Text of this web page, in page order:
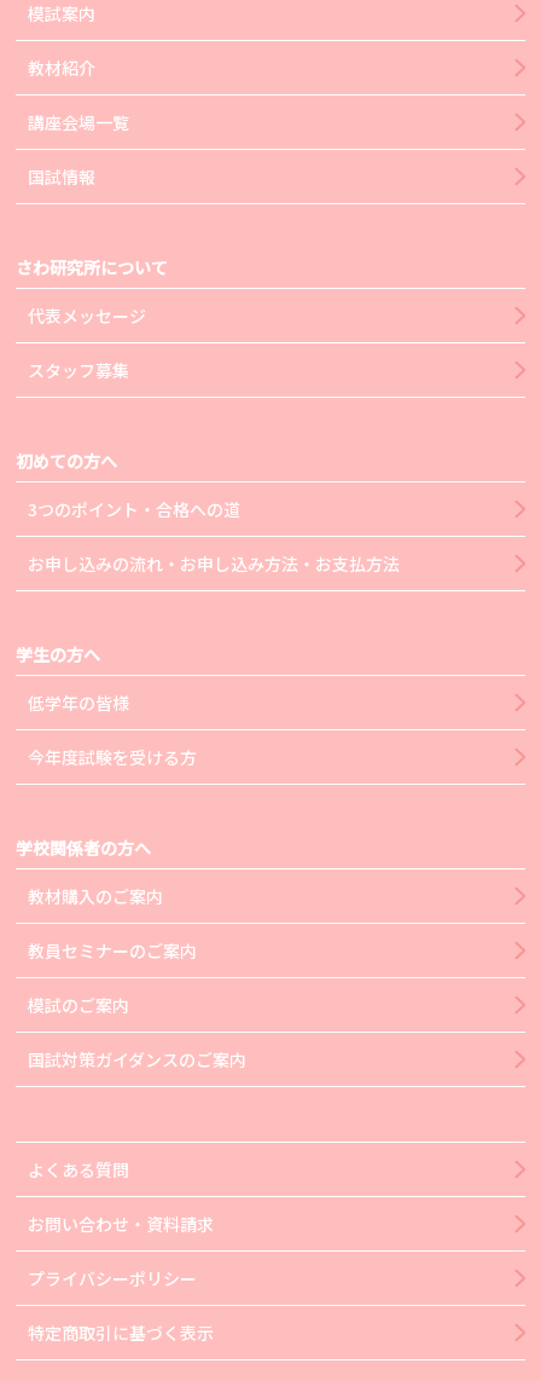
模試案内
教材紹介
講座会場一覧
国試情報
さわ研究所について
代表メッセージ
スタッフ募集
初めての方へ
3つのポイント・合格への道
お申し込みの流れ・お申し込み方法・お支払方法
学生の方へ
低学年の皆様
今年度試験を受ける方
学校関係者の方へ
教材購入のご案内
教員セミナーのご案内
模試のご案内
国試対策ガイダンスのご案内
よくある質問
お問い合わせ・資料請求
プライバシーポリシー
特定商取引に基づく表示